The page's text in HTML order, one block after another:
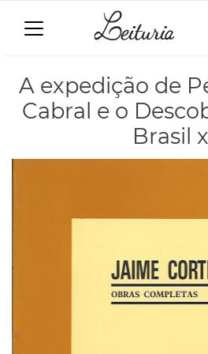
A expedição de
Cabral e o
Brasil